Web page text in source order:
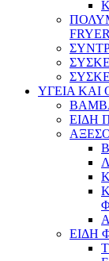
ΥΓΕΙΑ ΚΑΙ
ΕΙΔΗ
ΕΙΔΗ